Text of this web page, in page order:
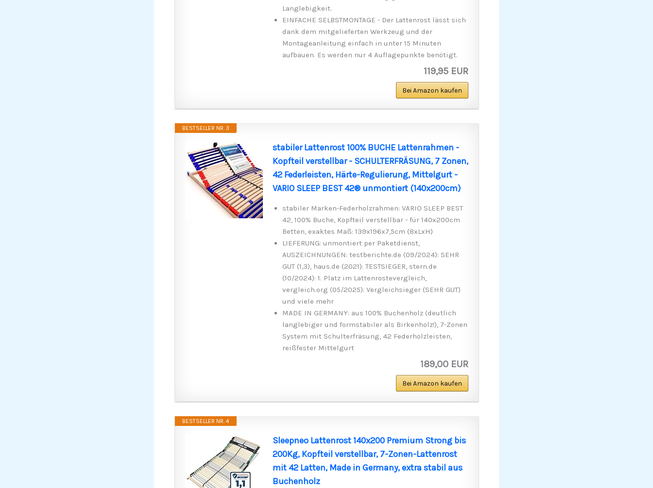
Langlebigkeit.
EINFACHE SELBSTMONTAGE - Der Lattenrost lässt sich
dank dem mitgelieferten Werkzeug und der
Montageanleitung einfach in unter 15 Minuten
aufbauen. Es werden nur 4 Auflagepunkte benötigt.
119,95 EUR
Bei Amazon kaufen
BESTSELLER NR. 3
stabiler Lattenrost 100% BUCHE Lattenrahmen -
Kopfteil verstellbar - SCHULTERFRÄSUNG, 7 Zonen,
42 Federleisten, Härte-Regulierung, Mittelgurt -
VARIO SLEEP BEST 42® unmontiert (140x200cm)
stabiler Marken-Federholzrahmen: VARIO SLEEP BEST
42, 100% Buche, Kopfteil verstellbar - für 140x200cm
Betten, exaktes Maß: 139x196x7,5cm (BxLxH)
LIEFERUNG: unmontiert per Paketdienst,
AUSZEICHNUNGEN: testberichte.de (09/2024): SEHR
GUT (1,3), haus.de (2021): TESTSIEGER, stern.de
(10/2024): 1. Platz im Lattenrostevergleich,
vergleich.org (05/2025): Vergleichsieger (SEHR GUT)
und viele mehr
MADE IN GERMANY: aus 100% Buchenholz (deutlich
langlebiger und formstabiler als Birkenholz!), 7-Zonen
System mit Schulterfräsung, 42 Federholzleisten,
reißfester Mittelgurt
189,00 EUR
Bei Amazon kaufen
BESTSELLER NR. 4
Sleepneo Lattenrost 140x200 Premium Strong bis
200Kg, Kopfteil verstellbar, 7-Zonen-Lattenrost
mit 42 Latten, Made in Germany, extra stabil aus
Buchenholz